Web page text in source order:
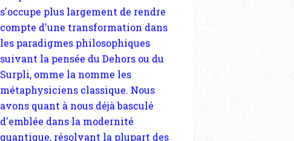
Surpli, omme la nomme les
métaphysiciens classique. Nous
avons quant à nous déjà basculé
d'emblée dans la modernité
quantique, résolvant la plupart des
impasses philosophique du WWe
siècle. Cette pensée hors contrat est
la marque d'une complexité, riche de
multiples facteurs et échelles. Ce